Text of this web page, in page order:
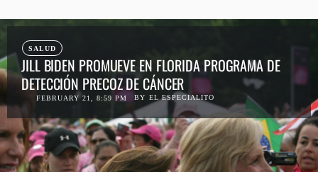
SALUD
JILL BIDEN PROMUEVE EN FLORIDA PROGRAMA DE
DETECCIÓN PRECOZ DE CÁNCER
FEBRUARY 21, 8:59 PM BY EL ESPECIALITO